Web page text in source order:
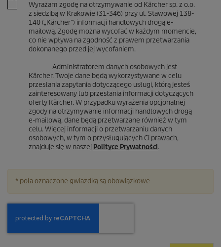
Wyrażam zgodę na otrzymywanie od Kärcher sp. z o.o.
z siedzibą w Krakowie (31-346) przy ul. Stawowej 138-
140 („Kärcher”) informacji handlowych drogą e-
mailową. Zgodę można wycofać w każdym momencie,
co nie wpływa na zgodność z prawem przetwarzania
dokonanego przed jej wycofaniem.
Administratorem danych osobowych jest
Kärcher. Twoje dane będą wykorzystywane w celu
przesłania zapytania dotyczącego usługi, którą jesteś
zainteresowany lub przesłania informacji dotyczących
oferty Kärcher. W przypadku wyrażenia opcjonalnej
zgody na otrzymywanie informacji handlowych drogą
e-mailową, dane będą przetwarzane również w tym
celu. Więcej informacji o przetwarzaniu danych
osobowych, w tym o przysługujących Ci prawach,
znajduje się w naszej Polityce Prywatności.
* pola oznaczone gwiazdką są obowiązkowe